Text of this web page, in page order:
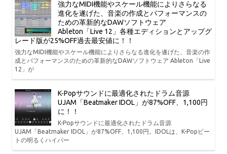
強力なMIDI機能やスケール機能によりさらなる
進化を遂げた、音楽の作成とパフォーマンスの
ための革新的なDAWソフトウェア
Ableton「Live 12」各種エディションとアップグ
レード版が25%OFF過去最安値に！！
強力なMIDI機能やスケール機能によりさらなる進化を遂げた、音楽の作
成とパフォーマンスのための革新的なDAWソフトウェア Ableton「Live
12」が
K-Popサウンドに最適化されたドラム音源
UJAM「Beatmaker IDOL」が87%OFF、1,100円
に！！
K-Popサウンドに最適化されたドラム音源
UJAM「Beatmaker IDOL」が87%OFF、1,100円。IDOLは、K-Popビー
トの明るくハイパー